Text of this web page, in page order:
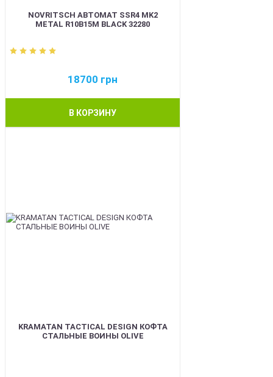
NOVRITSCH АВТОМАТ SSR4 MK2
METAL R10B15M BLACK 32280
18700 грн
В КОРЗИНУ
KRAMATAN TACTICAL DESIGN КОФТА
СТАЛЬНЫЕ ВОИНЫ OLIVE